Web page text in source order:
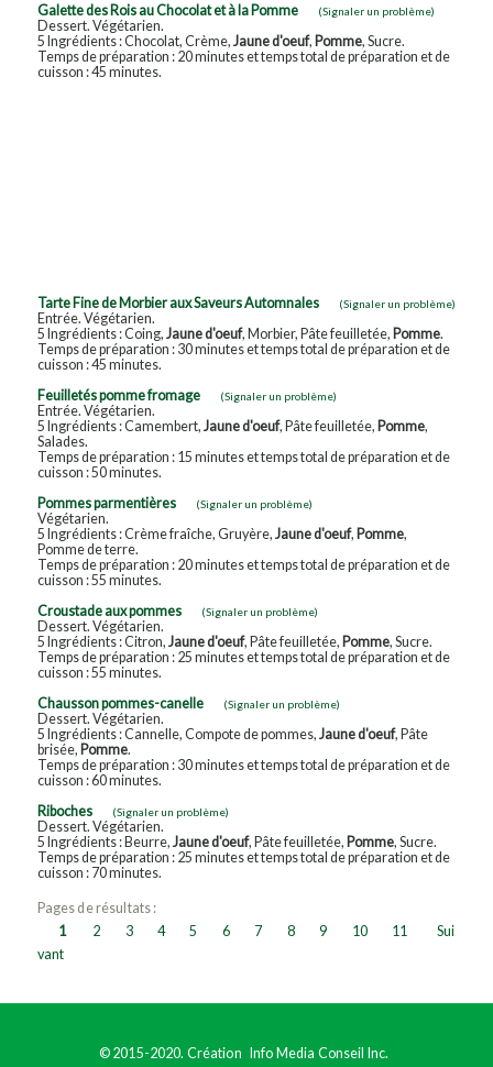
Galette des Rois au Chocolat et à la Pomme
(Signaler un problème)
Dessert. Végétarien.
5 Ingrédients : Chocolat, Crème, Jaune d'oeuf, Pomme, Sucre.
Temps de préparation : 20 minutes et temps total de préparation et de
cuisson : 45 minutes.
Tarte Fine de Morbier aux Saveurs Automnales (Signaler un problème)
Entrée. Végétarien.
5 Ingrédients : Coing, Jaune d'oeuf, Morbier, Pâte feuilletée, Pomme.
Temps de préparation : 30 minutes et temps total de préparation et de
cuisson : 45 minutes.
Feuilletés pomme fromage
(Signaler un problème)
Entrée. Végétarien.
5 Ingrédients : Camembert, Jaune d'oeuf, Pâte feuilletée, Pomme,
Salades.
Temps de préparation : 15 minutes et temps total de préparation et de
cuisson : 50 minutes.
Pommes parmentières
(Signaler un problème)
Végétarien.
5 Ingrédients : Crème fraîche, Gruyère, Jaune d'oeuf, Pomme,
Pomme de terre.
Temps de préparation : 20 minutes et temps total de préparation et de
cuisson : 55 minutes.
Croustade aux pommes
(Signaler un problème)
Dessert. Végétarien.
5 Ingrédients : Citron, Jaune d'oeuf, Pâte feuilletée, Pomme, Sucre.
Temps de préparation : 25 minutes et temps total de préparation et de
cuisson : 55 minutes.
Chausson pommes-canelle
(Signaler un problème)
Dessert. Végétarien.
5 Ingrédients : Cannelle, Compote de pommes, Jaune d'oeuf, Pâte
brisée, Pomme.
Temps de préparation : 30 minutes et temps total de préparation et de
cuisson : 60 minutes.
Riboches
(Signaler un problème)
Dessert. Végétarien.
5 Ingrédients : Beurre, Jaune d'oeuf, Pâte feuilletée, Pomme, Sucre.
Temps de préparation : 25 minutes et temps total de préparation et de
cuisson : 70 minutes.
Pages de résultats :
1
2 3 4 5 6 7 8 9 10 11
Sui
vant
© 2015-2020. Création Info Media Conseil Inc.